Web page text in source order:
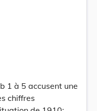
1 à 5 accusent une
chiffres